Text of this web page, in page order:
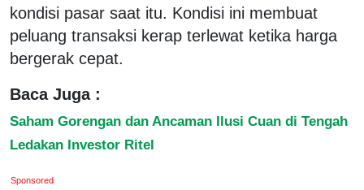
kondisi pasar saat itu. Kondisi ini membuat
peluang transaksi kerap terlewat ketika harga
bergerak cepat.
Baca Juga :
Saham Gorengan dan Ancaman Ilusi Cuan di Tengah
Ledakan Investor Ritel
Sponsored